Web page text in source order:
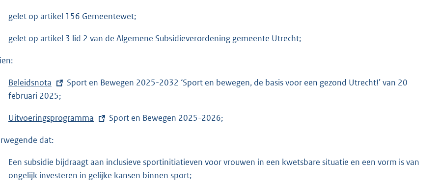
gelet op artikel 156 Gemeentewet;
gelet op artikel 3 lid 2 van de Algemene Subsidieverordening gemeente Utrecht;
E
x
e
e
l
Beleidsnota
Sport en Bewegen 2025-2032 ‘Sport en bewegen, de basis voor een gezond Utrecht!’ van 20
februari 2025;
E
t
e
Uitvoeringsprogramma Sport en Bewegen 2025-2026;
dat:
Een subsidie bijdraagt aan inclusieve sportinitiatieven voor vrouwen in een kwetsbare situatie en een vorm is van
ongelijk investeren in gelijke kansen binnen sport;